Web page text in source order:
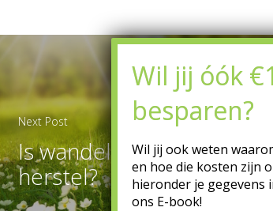
Next Post
Is wandelen goed voor
herstel?
Wil jij óók
besparen?
Wil jij ook weten
en hoe die kosten zijn
hieronder je gegevens
ons E-book!